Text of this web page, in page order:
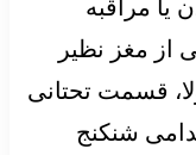
یا مراقبه
مغز نظیر
قسمت تحتانی
شنکنج